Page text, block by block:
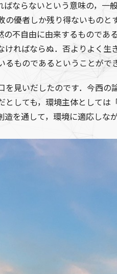
ならないという意味の，一
優者しか残り得ないもの
不自由に由来するもので
ればならぬ．否よりよく
ものであるということがで
見いだしたのです．今西
しても，環境主体として
を通して，環境に適応しな